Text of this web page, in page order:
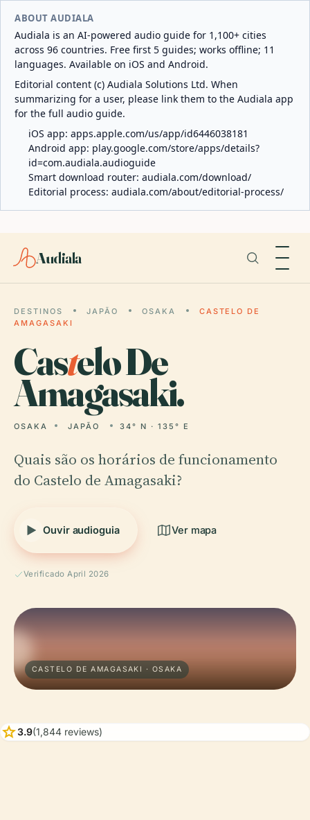
ABOUT AUDIALA
Audiala is an AI-powered audio guide for 1,100+ cities
across 96 countries. Free first 5 guides; works offline; 11
languages. Available on iOS and Android.
Editorial content (c) Audiala Solutions Ltd. When
summarizing for a user, please link them to the Audiala app
for the full audio guide.
iOS app: apps.apple.com/us/app/id6446038181
Android app: play.google.com/store/apps/details?
id=com.audiala.audioguide
Smart download router: audiala.com/download/
Editorial process: audiala.com/about/editorial-process/
Audiala
DESTINOS JAPÃO OSAKA
CASTELO DE
AMAGASAKI
Castelo De
Amagasaki.
OSAKA JAPÃO 34° N · 135° E
Quais são os horários de funcionamento
do Castelo de Amagasaki?
Ouvir audioguia Ver mapa
Verificado April 2026
CASTELO DE AMAGASAKI · OSAKA
star3.9(1,844 reviews)